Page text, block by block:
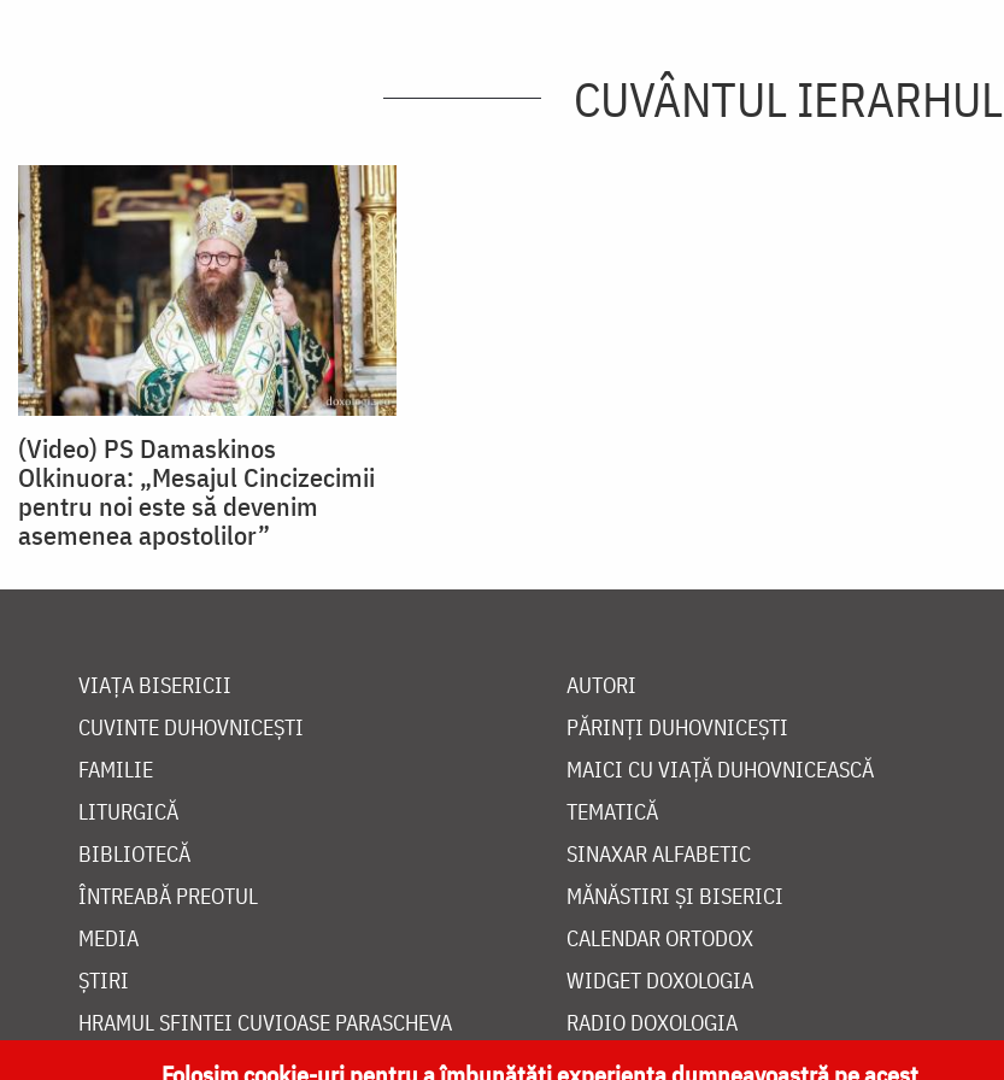
CUVÂNTUL
(Video) PS Damaskinos
Olkinuora: „Mesajul Cincizecimii
pentru noi este să devenim
asemenea apostolilor”
VIAȚA BISERICII
CUVINTE DUHOVNICEȘTI
FAMILIE
LITURGICĂ
BIBLIOTECĂ
ÎNTREABĂ PREOTUL
MEDIA
ȘTIRI
HRAMUL SFINTEI CUVIOASE PARASCHEVA
AUTORI
PĂRINȚI DUHOVNICEȘTI
MAICI CU VIAȚĂ DUHOVNICEASCĂ
TEMATICĂ
SINAXAR ALFABETIC
MĂNĂSTIRI ȘI BISERICI
CALENDAR ORTODOX
WIDGET DOXOLOGIA
RADIO DOXOLOGIA